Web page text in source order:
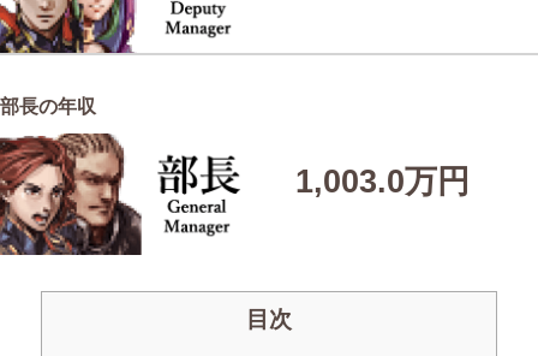
部長の年収
1,003.0万円
目次